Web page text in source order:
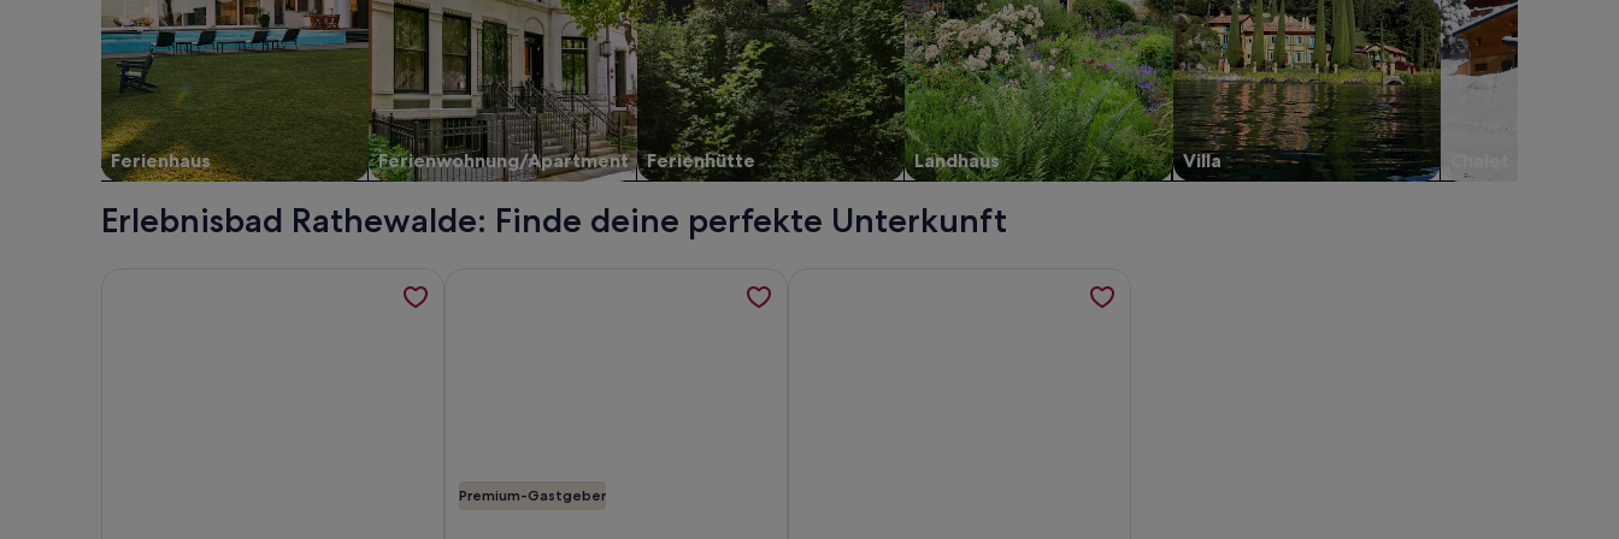
Ferienhaus Ferienwohnung/Apartment Ferienhütte Landhaus Villa
Erlebnisbad Rathewalde: Finde deine perfekte Unterkunft
Premium-Gastgeber